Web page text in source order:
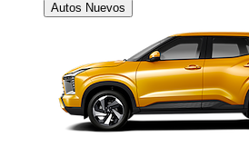
Autos Nuevos